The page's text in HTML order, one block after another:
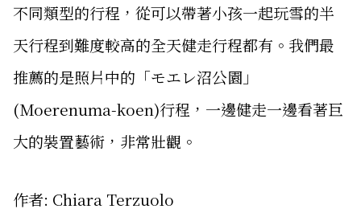
不同類型的行程，從可以帶著小孩一起玩雪的半
天行程到難度較高的全天健走行程都有。我們最
推薦的是照片中的「モエレ沼公園」
(Moerenuma-koen)行程，一邊健走一邊看著巨
大的裝置藝術，非常壯觀。
作者: Chiara Terzuolo